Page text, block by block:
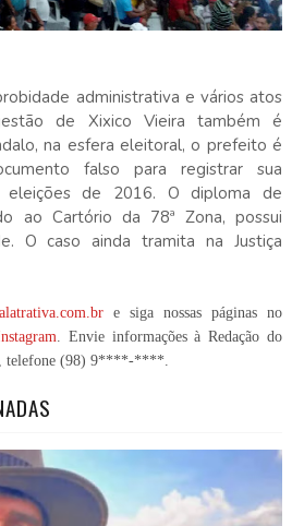
administrativa e vários atos
de Xixico Vieira também é
na esfera eleitoral, o prefeito é
falso para registrar sua
eleições de 2016. O diploma de
ao Cartório da 78ª Zona, possui
O caso ainda tramita na Justiça
e siga nossas páginas no
. Envie informações à Redação do
telefone (98) 9****-****.